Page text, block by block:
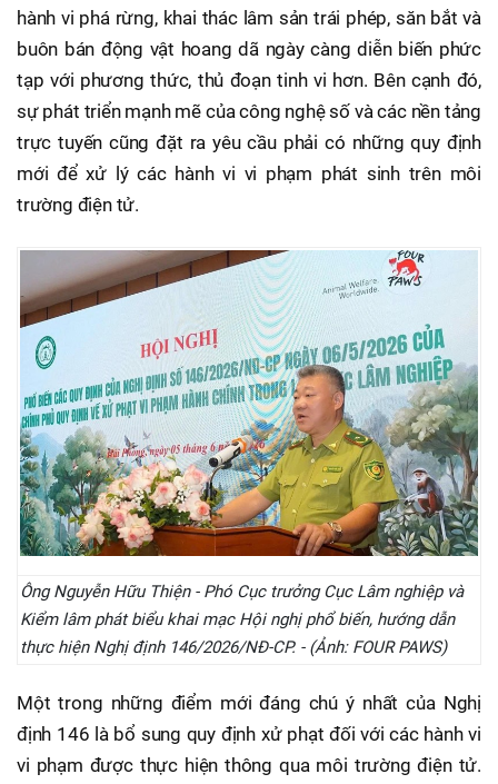
hành vi phá rừng, khai thác lâm sản trái phép, săn bắt và
buôn bán động vật hoang dã ngày càng diễn biến phức
tạp với phương thức, thủ đoạn tinh vi hơn. Bên cạnh đó,
sự phát triển mạnh mẽ của công nghệ số và các nền tảng
trực tuyến cũng đặt ra yêu cầu phải có những quy định
mới để xử lý các hành vi vi phạm phát sinh trên môi
trường điện tử.
Ông Nguyễn Hữu Thiện - Phó Cục trưởng Cục Lâm nghiệp và
Kiểm lâm phát biểu khai mạc Hội nghị phổ biến, hướng dẫn
thực hiện Nghị định 146/2026/NĐ-CP. - (Ảnh: FOUR PAWS)
Một trong những điểm mới đáng chú ý nhất của Nghị
định 146 là bổ sung quy định xử phạt đối với các hành vi
vi phạm được thực hiện thông qua môi trường điện tử.